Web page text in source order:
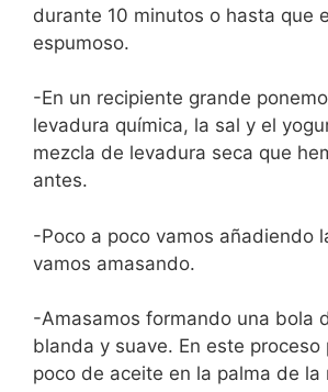
durante 10 minutos o hasta que
espumoso.
-En un recipiente grande
levadura química, la sal y el
mezcla de levadura seca que
antes.
-Poco a poco vamos añadiendo
vamos amasando.
-Amasamos formando una bola
blanda y suave. En este proceso
poco de aceite en la palma de la